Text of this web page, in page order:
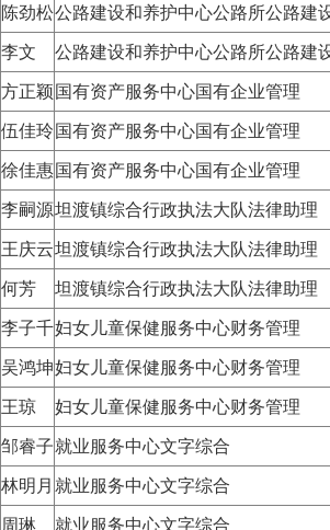
陈劲松公路建设和养护中心公路所公路建
李文 公路建设和养护中心公路所公路建
方正颖国有资产服务中心国有企业管理
伍佳玲国有资产服务中心国有企业管理
徐佳惠国有资产服务中心国有企业管理
李嗣源坦渡镇综合行政执法大队法律助理
王庆云坦渡镇综合行政执法大队法律助理
何芳 坦渡镇综合行政执法大队法律助理
李子千妇女儿童保健服务中心财务管理
吴鸿坤妇女儿童保健服务中心财务管理
王琼 妇女儿童保健服务中心财务管理
邹睿子就业服务中心文字综合
林明月 就业服务中心文字综合
周琳 就业服务中心文字综合